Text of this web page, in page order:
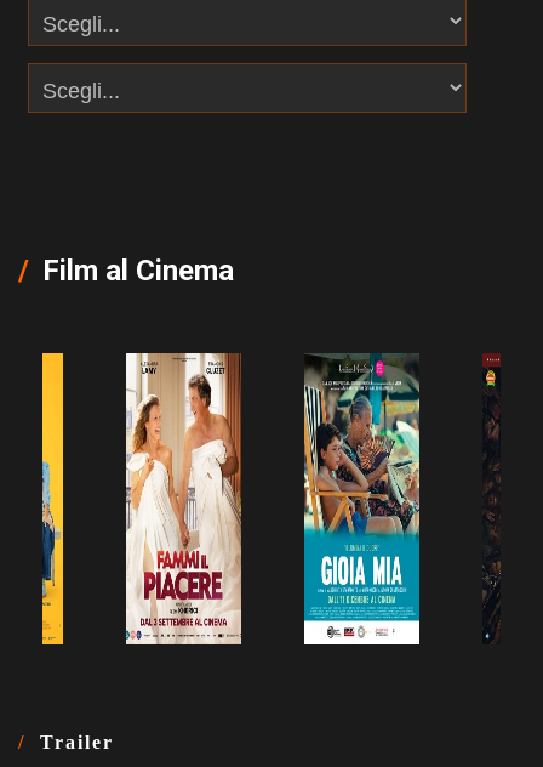
Film al Cinema
Trailer